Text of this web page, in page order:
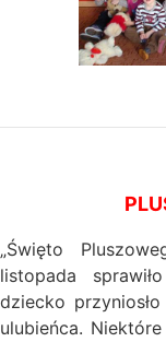
„Święto
listopada
dziecko
ulubieńca.